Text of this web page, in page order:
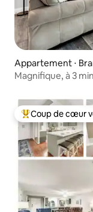
Appartement ⋅
Magnifique, à 3
Coups de cœur
Coup de cœur